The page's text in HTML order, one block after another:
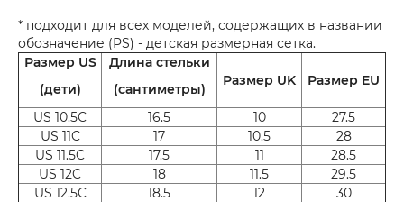
* подходит для всех моделей, содержащих в названии
обозначение (PS) - детская размерная сетка.
Размер US
(дети)
Длина стельки
(сантиметры)
Размер UK Размер EU
US 10.5C 16.5 10
27.5
US 11C
17 10.5
28
US 11.5C
17.5 11
28.5
US 12C
18 11.5
29.5
US 12.5C
18.5 12 30